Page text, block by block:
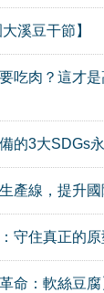
溪豆干節】
吃肉？這才
的3大SDGs
產線，提升國
守住真正的原
命：軟絲豆腐